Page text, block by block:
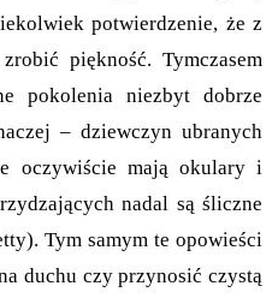
potwierdzenie, że z
piękność. Tymczasem
pokolenia niezbyt dobrze
– dziewczyn ubranych
oczywiście mają okulary i
nadal są śliczne
Tym samym te opowieści
duchu czy przynosić czystą